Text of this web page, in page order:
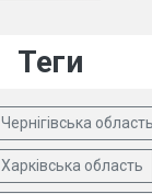
Теги
Чернігівська область
Харківська область